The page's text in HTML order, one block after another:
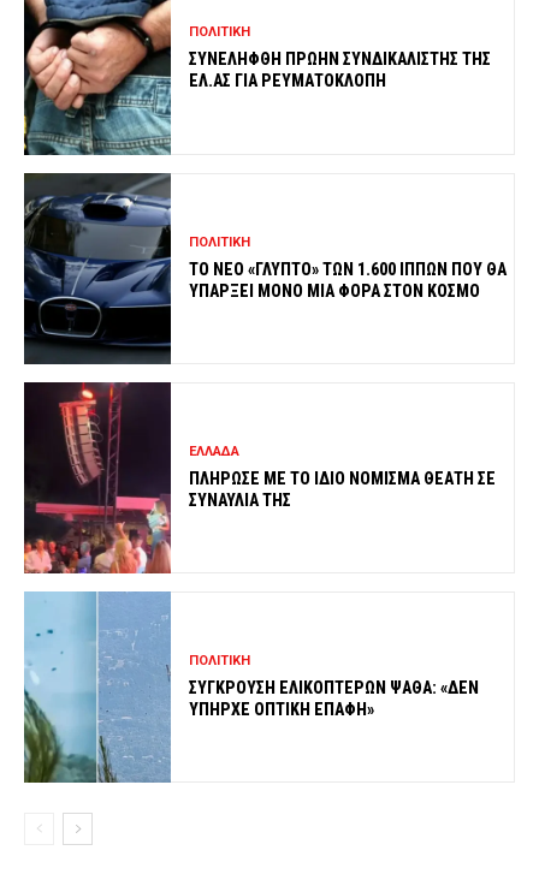
ΠΟΛΙΤΙΚΗ
ΣΥΝΕΛΗΦΘΗ ΠΡΩΗΝ ΣΥΝΔΙΚΑΛΙΣΤΗΣ ΤΗΣ
ΕΛ.ΑΣ ΓΙΑ ΡΕΥΜΑΤΟΚΛΟΠΗ
ΠΟΛΙΤΙΚΗ
ΤΟ ΝΕΟ «ΓΛΥΠΤΟ» ΤΩΝ 1.600 ΙΠΠΩΝ ΠΟΥ ΘΑ
ΥΠΑΡΞΕΙ ΜΟΝΟ ΜΙΑ ΦΟΡΑ ΣΤΟΝ ΚΟΣΜΟ
ΕΛΛΑΔΑ
ΠΛΗΡΩΣΕ ΜΕ ΤΟ ΙΔΙΟ ΝΟΜΙΣΜΑ ΘΕΑΤΗ ΣΕ
ΣΥΝΑΥΛΙΑ ΤΗΣ
ΠΟΛΙΤΙΚΗ
ΣΥΓΚΡΟΥΣΗ ΕΛΙΚΟΠΤΕΡΩΝ ΨΑΘΑ: «ΔΕΝ
ΥΠΗΡΧΕ ΟΠΤΙΚΗ ΕΠΑΦΗ»